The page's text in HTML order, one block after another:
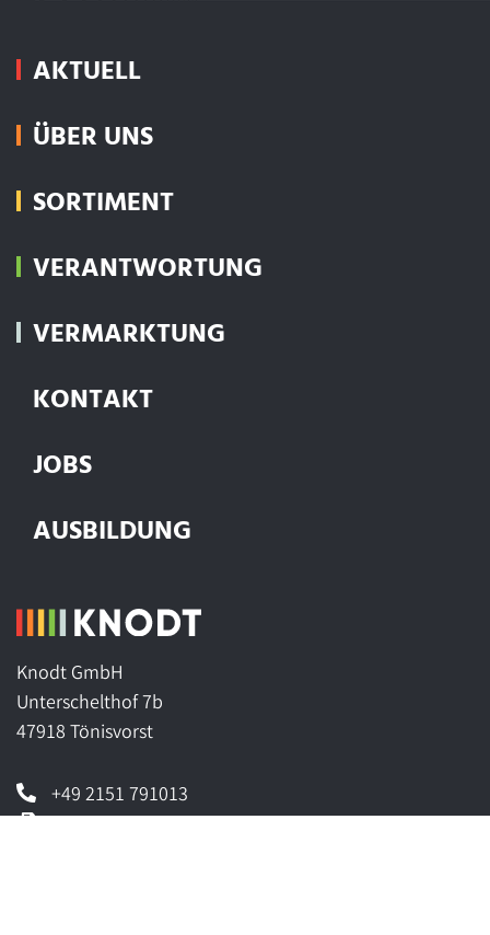
AKTUELL
ÜBER UNS
SORTIMENT
VERANTWORTUNG
VERMARKTUNG
KONTAKT
JOBS
AUSBILDUNG
Knodt GmbH
Unterschelthof 7b
47918 Tönisvorst
+49 2151 791013
+49 2151 701897